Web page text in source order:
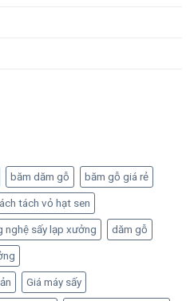
băm dăm gỗ băm gỗ giá rẻ
tách vỏ hạt sen
nghệ sấy lạp xưởng dăm gỗ
Giá máy sấy